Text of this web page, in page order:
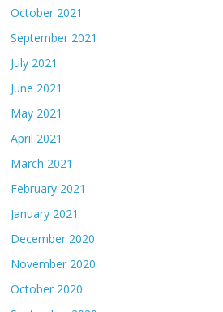
October 2021
September 2021
July 2021
June 2021
May 2021
April 2021
March 2021
February 2021
January 2021
December 2020
November 2020
October 2020